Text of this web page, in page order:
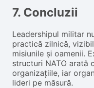
7. Concluzii
Leadershipul militar
practică zilnică,
misiunile și oamenii.
structuri NATO arată
organizațiile, iar
lideri pe măsură.